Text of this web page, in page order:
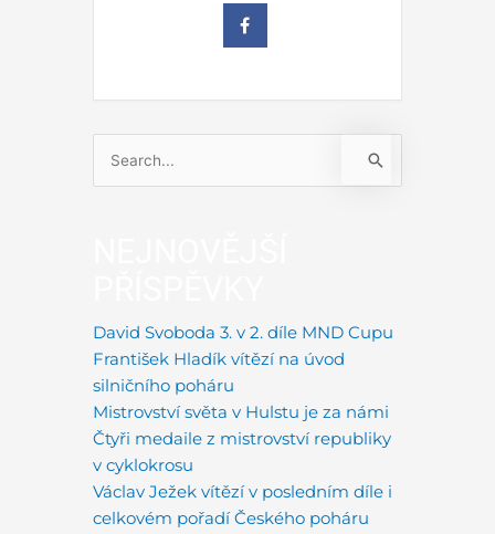
Vyhledat
pro:
David Svoboda 3. v 2. díle MND Cupu
František Hladík vítězí na úvod
silničního poháru
Mistrovství světa v Hulstu je za námi
Čtyři medaile z mistrovství republiky
v cyklokrosu
Václav Ježek vítězí v posledním díle i
celkovém pořadí Českého poháru